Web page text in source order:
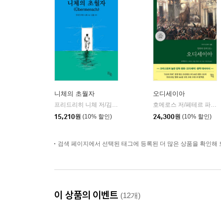
니체의 초월자
프리드리히 니체 저/김철 편역
15,210원 (10% 할인)
오디세이아
호메로스 저/페테르 파울 루벤스 그림/박문재 역
24,300원 (10% 할인)
검색 페이지에서 선택된 태그에 등록된 더 많은 상품을 확인해
이 상품의 이벤트 (12개)